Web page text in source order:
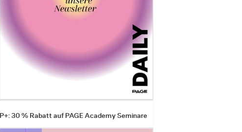
P+: 30 % Rabatt auf PAGE Academy Seminare